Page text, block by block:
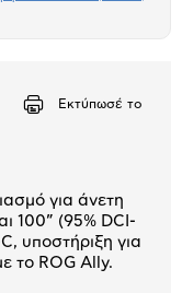
Εκτύπωσέ το
για άνετη
100” (95% DCI-
υποστήριξη για
το ROG Ally.